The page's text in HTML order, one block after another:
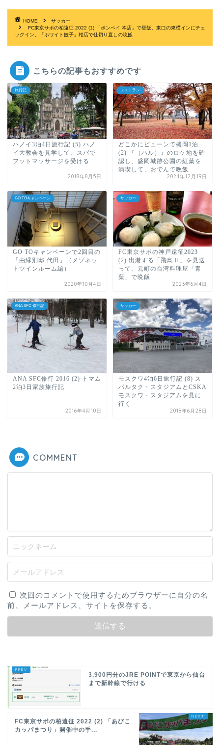
HOME
サッカー
FC東京サポの柏遠征 2022 (1) 「ボンベイ 本店」で昼飯、東口の東横インにチェ
ックイン、「ホワイト餃子」柏店で仕切り直しの晩飯
こちらの記事もおすすめです
旅行記
ハノイ3泊4日旅行記 (5) ハノ
イ大教会を見学して、スパで
フットマッサージを受ける
2018年8月5日
レストラン
どこかにビューンで盛岡1泊
(2) 『（ハル）』のロケ地を確
認し、盛岡城跡公園の紅葉を
満喫して、おでんで晩飯
2024年12月19日
GO TOキャンペーン
GO TOキャンペーンで2回目の
「由縁別邸 代田」（メゾネッ
トツインルーム編）
2020年10月4日
サッカー
FC東京サポの神戸遠征2023
(2) 出港する「飛鳥Ⅱ」を見送
って、元町の台湾料理屋「青
葉」で晩飯
2023年6月4日
ANA SFC 修行記
ANA SFC修行 2016 (2) トマム
2泊3日家族旅行記
2016年4月10日
サッカー
モスクワ4泊6日旅行記 (8) ス
パルタク・スタジアムとCSKA
モスクワ・スタジアムを見に
行く
2018年6月28日
COMMENT
次回のコメントで使用するためブラウザーに自分の名
前、メールアドレス、サイトを保存する。
3,900円分のJRE POINTで東京から仙台
まで新幹線で行ける
FC東京サポの柏遠征 2022 (2) 「あびこ
カッパまつり」開催中の手...